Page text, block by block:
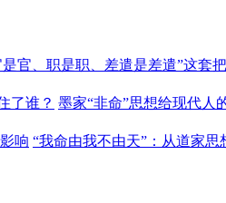
官、职是职、差遣是差遣”这套
了谁？ 墨家“非命”思想给现代人
响 “我命由我不由天”：从道家思